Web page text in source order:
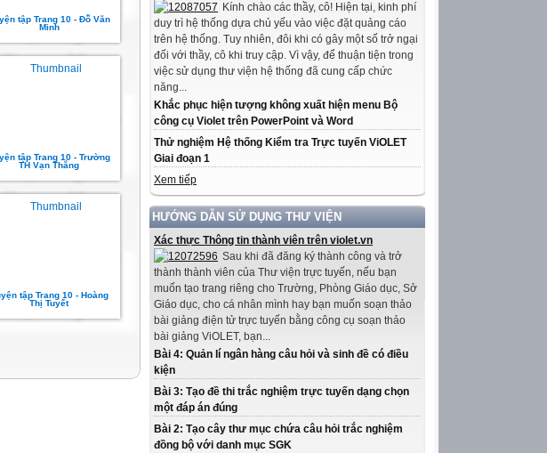
Kính chào các thầy, cô! Hiện tại, kinh phí
duy trì hệ thống dựa chủ yếu vào việc đặt quảng cáo
trên hệ thống. Tuy nhiên, đôi khi có gây một số trở ngại
đối với thầy, cô khi truy cập. Vì vậy, để thuận tiện trong
việc sử dụng thư viện hệ thống đã cung cấp chức
năng...
Khắc phục hiện tượng không xuất hiện menu Bộ
công cụ Violet trên PowerPoint và Word
Thử nghiệm Hệ thống Kiểm tra Trực tuyến ViOLET
Giai đoạn 1
Xem tiếp
HƯỚNG DẪN SỬ DỤNG THƯ VIỆN
Xác thực Thông tin thành viên trên violet.vn
Sau khi đã đăng ký thành công và trở
thành thành viên của Thư viện trực tuyến, nếu bạn
muốn tạo trang riêng cho Trường, Phòng Giáo dục, Sở
Giáo dục, cho cá nhân mình hay bạn muốn soạn thảo
bài giảng điện tử trực tuyến bằng công cụ soạn thảo
bài giảng ViOLET, bạn...
Bài 4: Quản lí ngân hàng câu hỏi và sinh đề có điều
kiện
Bài 3: Tạo đề thi trắc nghiệm trực tuyến dạng chọn
một đáp án đúng
Bài 2: Tạo cây thư mục chứa câu hỏi trắc nghiệm
đồng bộ với danh mục SGK
tập Trang 10 - Đỗ Văn
Minh
tập Trang 10 - Trường
TH Vạn Thắng
tập Trang 10 - Hoàng
Thị Tuyết